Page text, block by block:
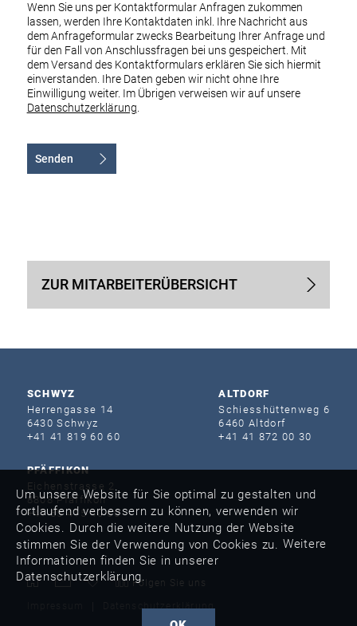
Wenn Sie uns per Kontaktformular Anfragen zukommen
lassen, werden Ihre Kontaktdaten inkl. Ihre Nachricht aus
dem Anfrageformular zwecks Bearbeitung Ihrer Anfrage und
für den Fall von Anschlussfragen bei uns gespeichert. Mit
dem Versand des Kontaktformulars erklären Sie sich hiermit
einverstanden. Ihre Daten geben wir nicht ohne Ihre
Einwilligung weiter. Im Übrigen verweisen wir auf unsere
Datenschutzerklärung.
Senden
ZUR MITARBEITER­ÜBERSICHT
SCHWYZ
Herrengasse 14
6430 Schwyz
+41 41 819 60 60
ALTDORF
Schiesshütten­weg 6
6460 Altdorf
+41 41 872 00 30
PFÄFFIKON
Eichenstrasse 2
8808 Pfäffikon
+41 55 415 40 60
Folgen Sie uns
Datenschutzerklärung
Um unsere Website für Sie optimal zu gestalten und
fortlaufend verbessern zu können, verwenden wir
Cookies. Durch die weitere Nutzung der Website
stimmen Sie der Verwendung von Cookies zu. Weitere
Informationen finden Sie in unserer
Datenschutzerklärung.